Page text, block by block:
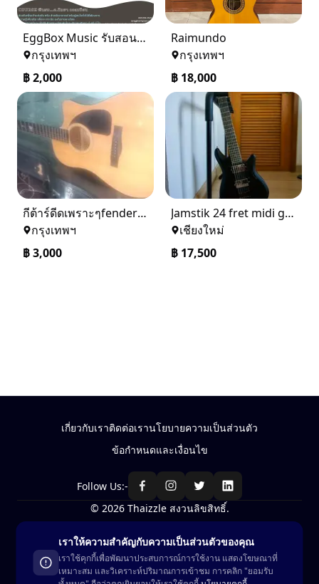
EggBox Music รับสอนกีต้าร์เด็ก ผู้ใหญ่ วัยเกษียณ 085-056-2519
กรุงเทพฯ
฿2,000
Raimundo
กรุงเทพฯ
฿ 18,000
กีต้าร์ดีดเพราะๆfenderราคากันเอง
กรุงเทพฯ
฿3,000
Jamstik 24 fret midi guitar
เชียงใหม่
฿ 17,500
เกี่ยวกับเราติดต่อเรานโยบายความเป็นส่วนตัว
ข้อกำหนดและเงื่อนไข
Follow Us:-
© 2026 Thaizzle สงวนลิขสิทธิ์.
ซื้อ-ขาย สินค้าในประเทศไทย
เราให้ความสำคัญกับความเป็นส่วนตัวของคุณ
เราใช้คุกกี้เพื่อพัฒนาประสบการณ์การใช้งาน แสดงโฆษณาที่
เหมาะสม และวิเคราะห์ปริมาณการเข้าชม การคลิก "ยอมรับ